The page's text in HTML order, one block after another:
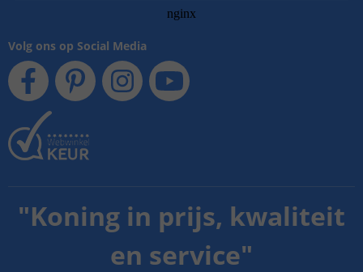
Volg ons op Social Media
"Koning in prijs, kwaliteit
en service"